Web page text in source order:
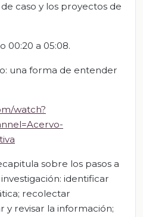
caso y los proyectos de
00:20 a 05:08.
una forma de entender
watch?
sobre los pasos a
identificar
recolectar
y revisar la información;